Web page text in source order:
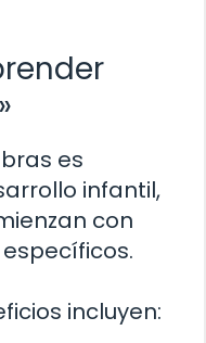
es
infantil,
con
incluyen: